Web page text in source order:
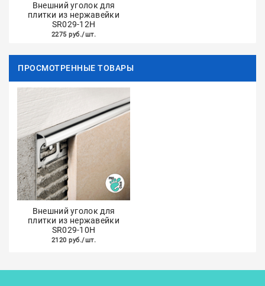
Внешний уголок для
плитки из нержавейки
SR029-12H
2275 руб./шт.
ПРОСМОТРЕННЫЕ ТОВАРЫ
Внешний уголок для
плитки из нержавейки
SR029-10H
2120 руб./шт.